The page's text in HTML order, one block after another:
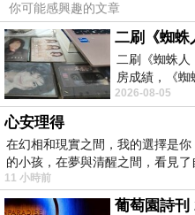
復古的椅子再加上高掛的鹿角搭配
象深刻。
牆上雕花時鐘在燈光的照射下，
鹿角的燈，很漂亮，雖然有點複雜
餐具自取，點餐到櫃檯，先付款
你可能感興趣的文章
二刷《蜘蛛
房成績，《
《復仇者聯盟
2026-08-05
心安理得
在幻相和現實之間，我的選擇是
的小孩，在夢與清醒之間，看見
11 小時前
葡萄園詩刊